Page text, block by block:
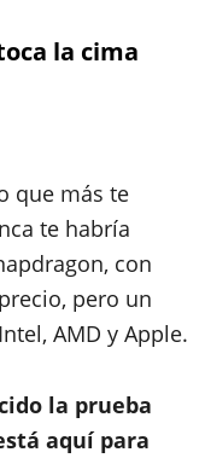
la cima
que más te
te habría
con
pero un
AMD y Apple.
la prueba
aquí para